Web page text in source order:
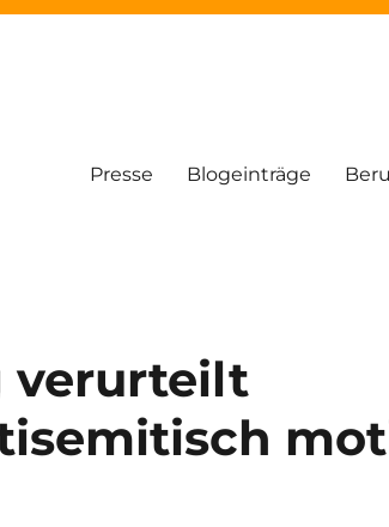
Presse Blogeinträge
verurteilt